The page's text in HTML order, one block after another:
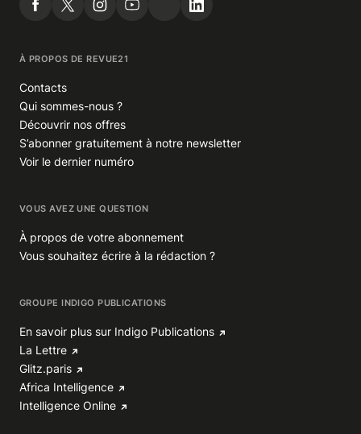
À PROPOS DE REVUE21
Contacts
Qui sommes-nous ?
Découvrir nos offres
S’abonner gratuitement à notre newsletter
Voir le dernier numéro
VOUS AVEZ UNE QUESTION
À propos de votre abonnement
Vous souhaitez écrire à la rédaction ?
GROUPE INDIGO PUBLICATIONS
En savoir plus sur Indigo Publications
La Lettre
Glitz.paris
Africa Intelligence
Intelligence Online